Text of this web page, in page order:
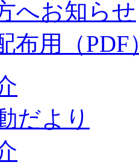
へお知らせ
布用（PDF
だより